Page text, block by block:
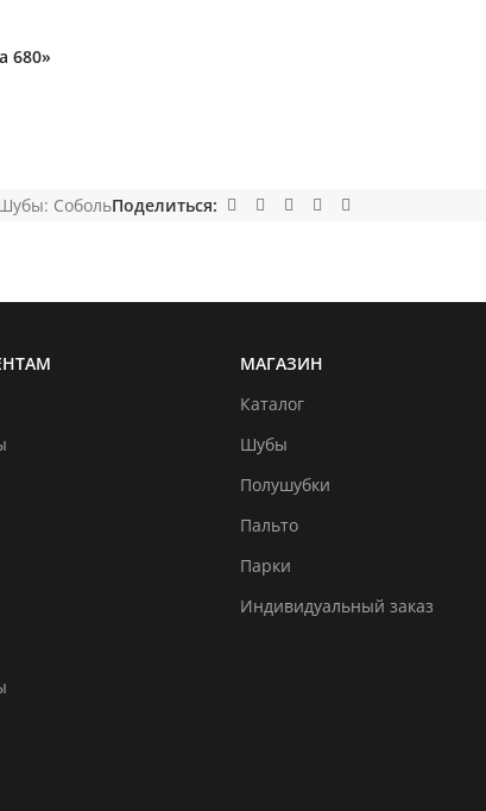
680»
СобольПоделиться:
МАГАЗИН
Каталог
Шубы
Полушубки
Пальто
Парки
Индивидуальный заказ